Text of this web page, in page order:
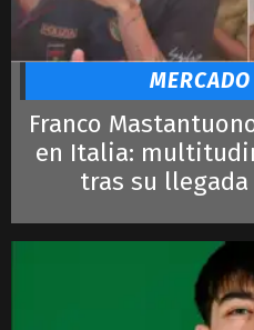
Ronaldo
Lautaro
Franco
en Italia:
tras su